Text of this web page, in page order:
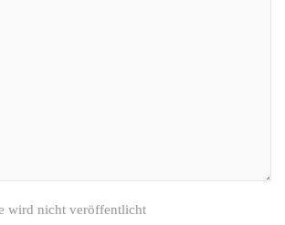
wird nicht veröffentlicht